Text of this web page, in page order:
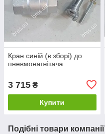
Кран синій (в зборі) до
пневмонагнітача
3 715 ₴
Купити
Подібні товари компанії